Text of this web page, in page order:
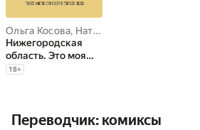
Ольга Косова, Наталья Пушкарева
Нижегородская
область. Это моя
земля
18+
Переводчик: комиксы